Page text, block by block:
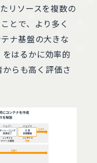
リソースを複数の
とで、より多く
ナ基盤の大きな
はるかに効率的
らも高く評価さ